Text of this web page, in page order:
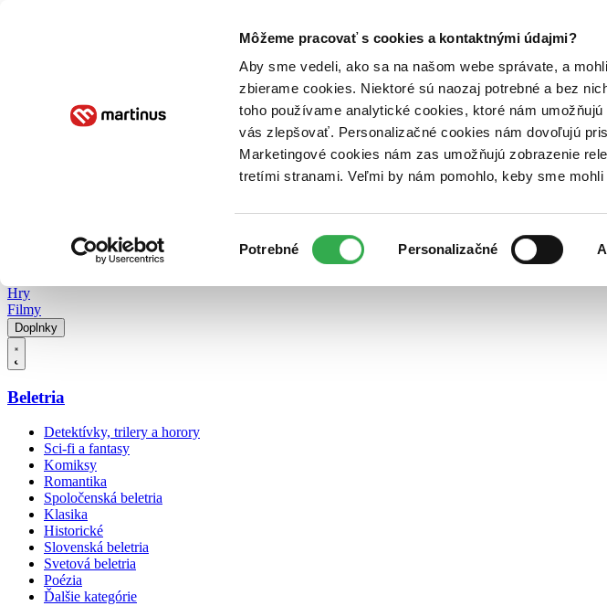
Môžeme pracovať s cookies a kontaktnými údajmi?
Aby sme vedeli, ako sa na našom webe správate, a
zbierame cookies. Niektoré sú naozaj potrebné a bez
toho používame analytické cookies, ktoré nám
vás zlepšovať. Personalizačné cookies nám dovoľujú
Marketingové cookies nám zas umožňujú zobrazenie
tretími stranami. Veľmi by nám pomohlo, keby sme
súhlasu
Potrebné Personalizačné
Poukážky Kontakt
Hry
Filmy
Doplnky
Beletria
Detektívky, trilery a horory
Sci-fi a fantasy
Komiksy
Romantika
Spoločenská beletria
Klasika
Historické
Slovenská beletria
Svetová beletria
Poézia
Ďalšie kategórie